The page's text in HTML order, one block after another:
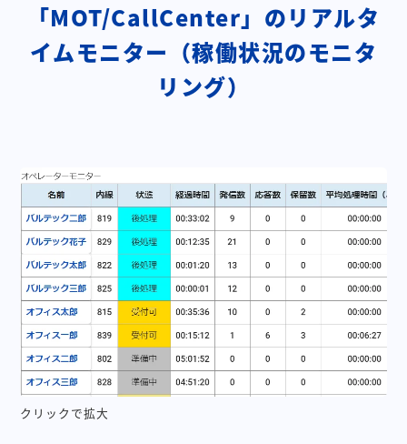
「MOT/CallCenter」のリアルタ
イムモニター（稼働状況のモニタ
リング）
クリックで拡大